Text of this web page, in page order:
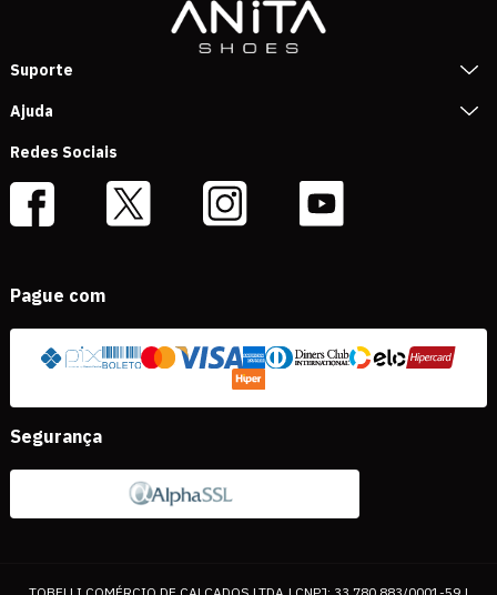
Suporte
Ajuda
Redes Sociais
Pague com
Segurança